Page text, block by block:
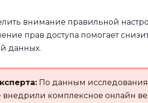
внимание правильной
прав доступа помогает
данных.
По данным исследования
внедрили комплексное онлайн